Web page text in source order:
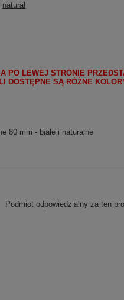
natural
PO LEWEJ STRONIE
DOSTĘPNE SĄ RÓŻNE
80 mm - białe i naturalne
Podmiot odpowiedzialny za ten